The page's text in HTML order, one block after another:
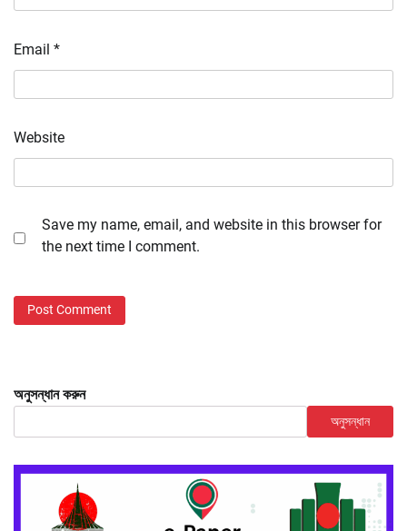
Email *
Website
Save my name, email, and website in this browser for
the next time I comment.
অনুসন্ধান করুন
অনুসন্ধান